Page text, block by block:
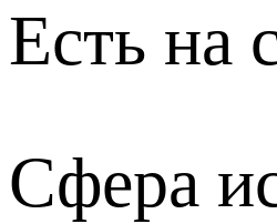
Есть на
Сфера